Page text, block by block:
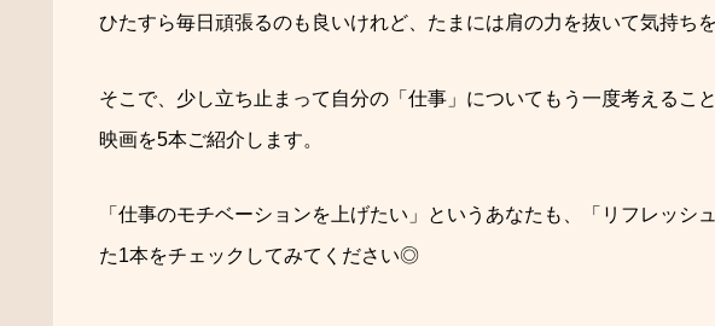
ひたすら毎日頑張るのも良いけれど、たまには肩の力を抜いて気持ち
そこで、少し立ち止まって自分の「仕事」についてもう一度考えること
映画を5本ご紹介します。
「仕事のモチベーションを上げたい」というあなたも、「リフレッシ
た1本をチェックしてみてください◎